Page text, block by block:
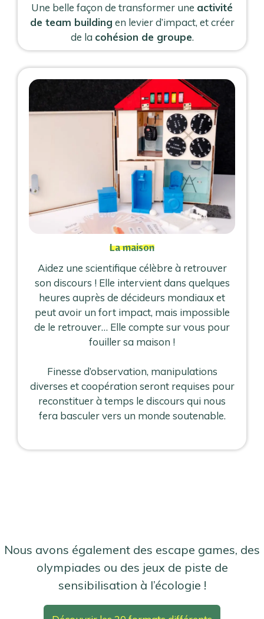
Une belle façon de transformer une activité
de team building en levier d’impact, et créer
de la cohésion de groupe.
La maison
Aidez une scientifique célèbre à retrouver
son discours ! Elle intervient dans quelques
heures auprès de décideurs mondiaux et
peut avoir un fort impact, mais impossible
de le retrouver… Elle compte sur vous pour
fouiller sa maison !
Finesse d’observation, manipulations
diverses et coopération seront requises pour
reconstituer à temps le discours qui nous
fera basculer vers un monde soutenable.
Nous avons également des escape games, des
olympiades ou des jeux de piste de
sensibilisation à l’écologie !